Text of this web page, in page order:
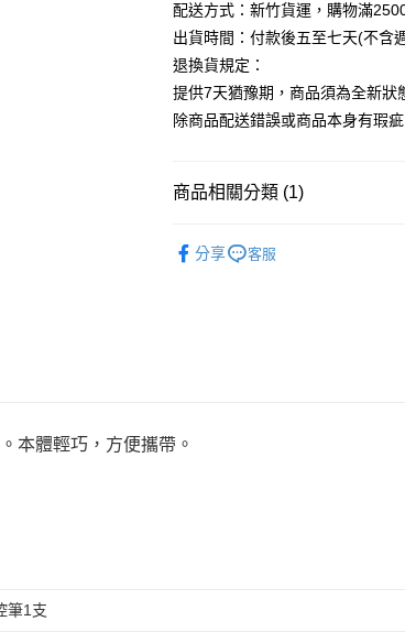
運送方式
下單前請先詢問庫存
每筆NT$130，滿NT$2,500(含以
配送方式：新竹貨運，購物滿
出貨時間：付款後五至七天(不含
退換貨規定：
提供7天猶豫期，商品須為全新狀
除商品配送錯誤或商品本身有瑕
商品相關分類 (1)
分享
客服
本體輕巧，方便攜帶。
筆1支